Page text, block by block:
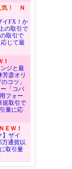
気！
Ｎ
イFX！か
の取引で
取引で
じて最
ンジと最
芳彦オリ
コツ」
「コバ
フォー
規取引で
量に応
ＥＷ！
】ザイ
万通貨以
取引量